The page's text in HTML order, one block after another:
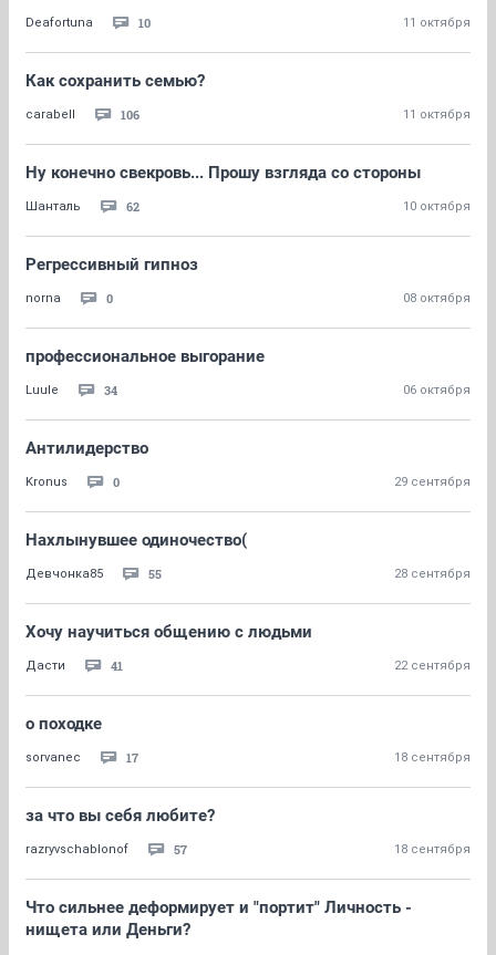
Deafortuna 10 11 октября
Как сохранить семью?
carabell 106 11 октября
Ну конечно свекровь... Прошу взгляда со стороны
Шанталь 62 10 октября
Регрессивный гипноз
norna 0 08 октября
профессиональное выгорание
Luule 34 06 октября
Антилидерство
Kronus 0 29 сентября
Нахлынувшее одиночество(
Девчонка85 55 28 сентября
Хочу научиться общению с людьми
Дасти 41 22 сентября
о походке
sorvanec 17 18 сентября
за что вы себя любите?
razryvschablonof 57 18 сентября
Что сильнее деформирует и "портит" Личность -
нищета или Деньги?